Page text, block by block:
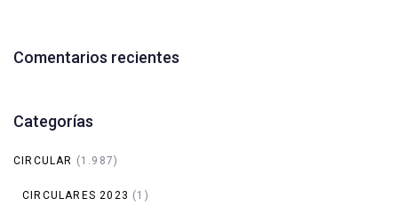
Comentarios recientes
Categorías
CIRCULAR (1.987)
CIRCULARES 2023 (1)